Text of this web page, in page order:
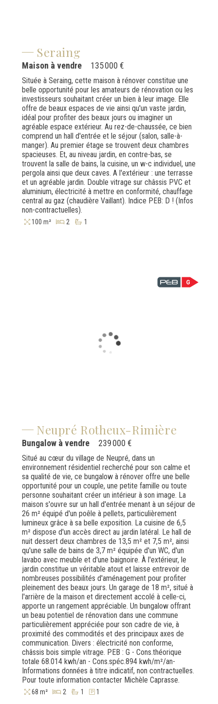
Seraing
135 000 €
Maison à vendre
Située à Seraing, cette maison à rénover constitue une
belle opportunité pour les amateurs de rénovation ou les
investisseurs souhaitant créer un bien à leur image. Elle
offre de beaux espaces de vie ainsi qu'un vaste jardin,
idéal pour profiter des beaux jours ou imaginer un
agréable espace extérieur. Au rez-de-chaussée, ce bien
comprend un hall d'entrée et le séjour (salon, salle-à-
manger). Au premier étage se trouvent deux chambres
spacieuses. Et, au niveau jardin, en contre-bas, se
trouvent la salle de bains, la cuisine, un w-c individuel, une
pergola ainsi que deux caves. A l'extérieur : une terrasse
et un agréable jardin. Double vitrage sur châssis PVC et
aluminium, électricité à mettre en conformité, chauffage
central au gaz (chaudière Vaillant). Indice PEB: D ! (Infos
non-contractuelles).
100 m² 2 1
Neupré Rotheux-Rimière
239 000 €
Bungalow à vendre
Situé au cœur du village de Neupré, dans un
environnement résidentiel recherché pour son calme et
sa qualité de vie, ce bungalow à rénover offre une belle
opportunité pour un couple, une petite famille ou toute
personne souhaitant créer un intérieur à son image. La
maison s'ouvre sur un hall d'entrée menant à un séjour de
26 m² équipé d'un poêle à pellets, particulièrement
lumineux grâce à sa belle exposition. La cuisine de 6,5
m² dispose d'un accès direct au jardin latéral. Le hall de
nuit dessert deux chambres de 13,5 m² et 7,5 m², ainsi
qu'une salle de bains de 3,7 m² équipée d'un WC, d'un
lavabo avec meuble et d'une baignoire. À l'extérieur, le
jardin constitue un véritable atout et laisse entrevoir de
nombreuses possibilités d'aménagement pour profiter
pleinement des beaux jours. Un garage de 18 m², situé à
l'arrière de la maison et directement accolé à celle-ci,
apporte un rangement appréciable. Un bungalow offrant
un beau potentiel de rénovation dans une commune
particulièrement appréciée pour son cadre de vie, à
proximité des commodités et des principaux axes de
communication. Divers : électricité non conforme,
châssis bois simple vitrage. PEB : G - Cons.théorique
totale 68.014 kwh/an - Cons.spéc.894 kwh/m²/an-
Informations données à titre indicatif, non contractuelles.
Pour toute information contacter Michèle Caprasse.
68 m² 2 1 1